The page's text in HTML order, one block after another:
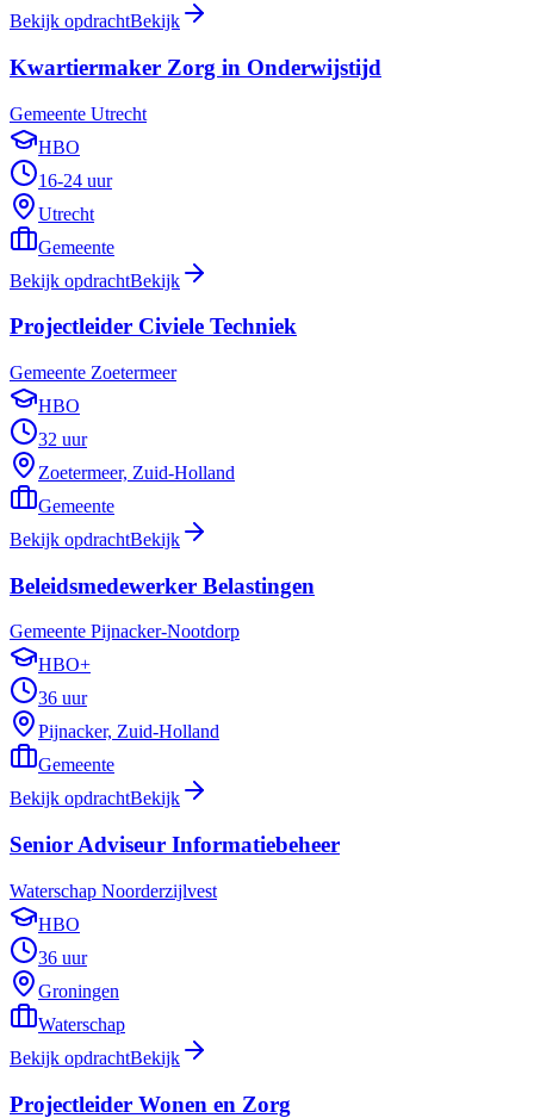
Bekijk opdrachtBekijk
Kwartiermaker Zorg in Onderwijstijd
Gemeente Utrecht
HBO
16-24 uur
Utrecht
Gemeente
Bekijk opdrachtBekijk
Projectleider Civiele Techniek
Gemeente Zoetermeer
HBO
32 uur
Zoetermeer, Zuid-Holland
Gemeente
Bekijk opdrachtBekijk
Beleidsmedewerker Belastingen
Gemeente Pijnacker-Nootdorp
HBO+
36 uur
Pijnacker, Zuid-Holland
Gemeente
Bekijk opdrachtBekijk
Senior Adviseur Informatiebeheer
Waterschap Noorderzijlvest
HBO
36 uur
Groningen
Waterschap
Bekijk opdrachtBekijk
Projectleider Wonen en Zorg